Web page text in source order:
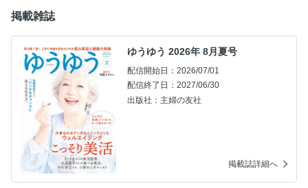
掲載雑誌
ゆうゆう 2026年 8月夏号
配信開始日：2026/07/01
配信終了日：2027/06/30
出版社：主婦の友社
掲載誌詳細へ